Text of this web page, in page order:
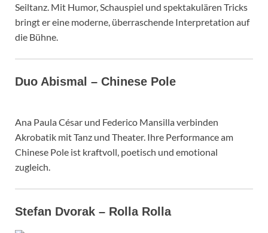
Seiltanz. Mit Humor, Schauspiel und spektakulären Tricks
bringt er eine moderne, überraschende Interpretation auf
die Bühne.
Duo Abismal – Chinese Pole
Ana Paula César und Federico Mansilla verbinden
Akrobatik mit Tanz und Theater. Ihre Performance am
Chinese Pole ist kraftvoll, poetisch und emotional
zugleich.
Stefan Dvorak – Rolla Rolla